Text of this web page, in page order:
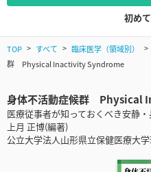
初め
TOP すべて 臨床医学（領域別）
群 Physical Inactivity Syndrome
身体不活動症候群 Physical
医療従事者が知っておくべき安静
上月 正博(編著)
公立大学法人山形県立保健医療大